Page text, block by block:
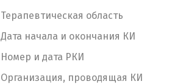
Терапевтическая область
Дата начала и окончания КИ
Номер и дата РКИ
Организация, проводящая КИ